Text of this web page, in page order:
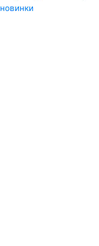
новинки